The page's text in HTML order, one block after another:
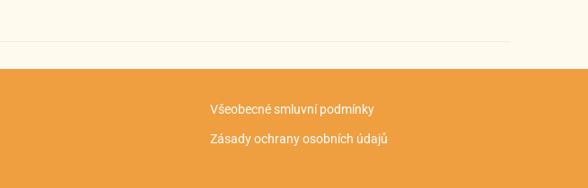
Všeobecné smluvní podmínky
Zásady ochrany osobních údajů